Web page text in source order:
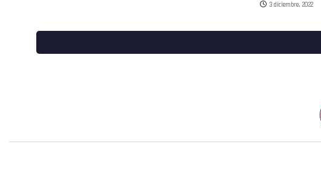
3 diciembre, 2022